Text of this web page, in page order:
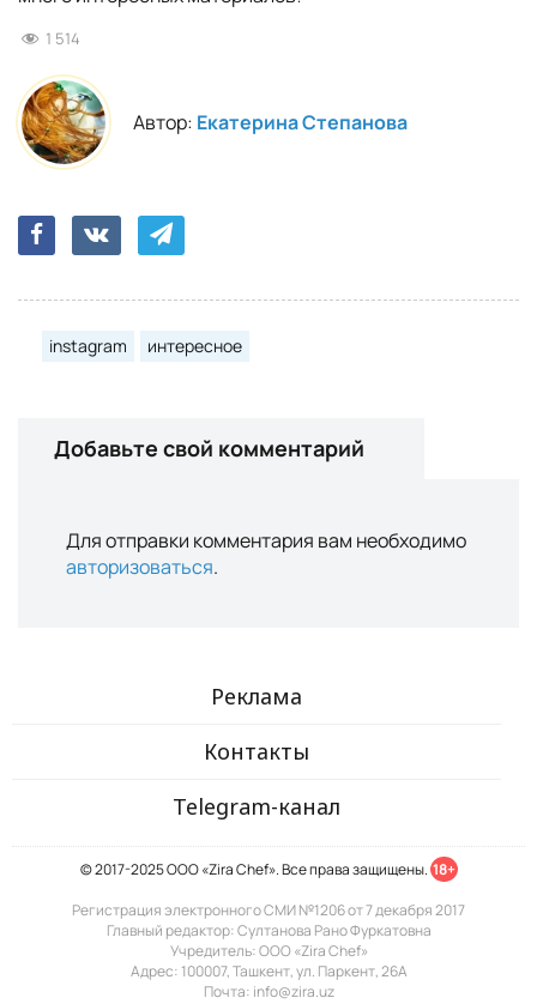
1 514
Автор: Екатерина Степанова
instagram интересное
Добавьте свой комментарий
Для отправки комментария вам необходимо
авторизоваться.
Реклама
Контакты
Telegram-канал
© 2017-2025 ООО «Zira Chef». Все права защищены. 18+
Регистрация электронного СМИ №1206 от 7 декабря 2017
Главный редактор: Султанова Рано Фуркатовна
Учредитель: ООО «Zira Chef»
Адрес: 100007, Ташкент, ул. Паркент, 26А
Почта: info@zira.uz